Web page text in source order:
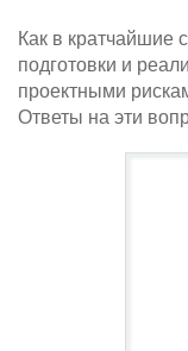
Как в кратчайшие
подготовки и
проектными
Ответы на эти